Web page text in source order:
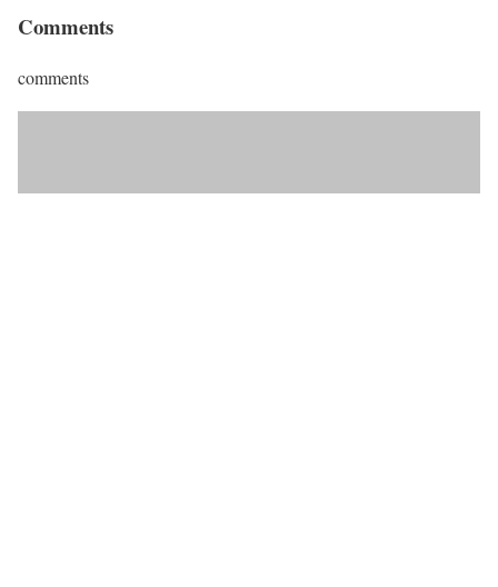
Comments
comments